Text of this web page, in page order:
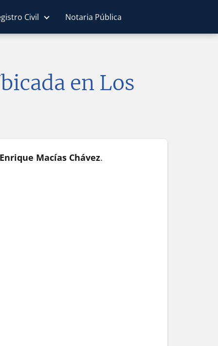
Civil Notaria Pública
en Los
Macías Chávez.